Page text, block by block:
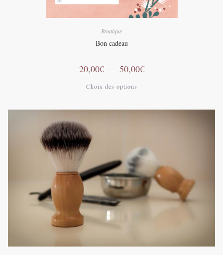
Boutique
Bon cadeau
20,00€ – 50,00€Plage
de
Choix des options
variations.
sur
page
du
produit